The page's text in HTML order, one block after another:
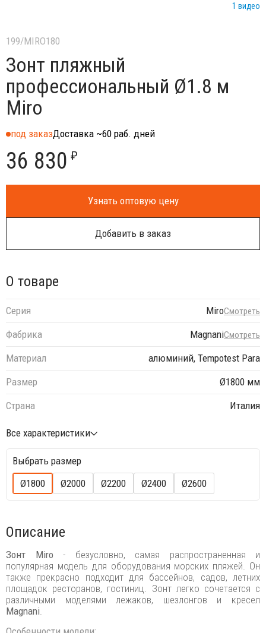
1 видео
199/MIRO180
Зонт пляжный
профессиональный Ø1.8 м
Miro
под заказДоставка ~60 раб. дней
36 830 ₽
Узнать оптовую цену
Добавить в заказ
О товаре
Серия MiroСмотреть
Фабрика MagnaniСмотреть
Материал
алюминий, Tempotest Para
Размер
Ø1800 мм
Страна
Италия
Все характеристики
Выбрать размер
Ø1800
Ø2000 Ø2200 Ø2400 Ø2600
Описание
Зонт Miro - безусловно, самая распространенная и
популярная модель для оборудования морских пляжей. Он
также прекрасно подходит для бассейнов, садов, летних
площадок ресторанов, гостиниц. Зонт легко сочетается с
различными моделями лежаков, шезлонгов и кресел
Magnani